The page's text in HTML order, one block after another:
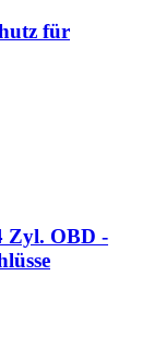
für
Zyl. OBD -